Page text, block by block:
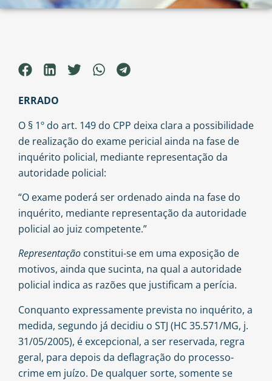
ERRADO
O § 1º do art. 149 do CPP deixa clara a possibilidade
de realização do exame pericial ainda na fase de
inquérito policial, mediante representação da
autoridade policial:
“O exame poderá ser ordenado ainda na fase do
inquérito, mediante representação da autoridade
policial ao juiz competente.”
Representação constitui-se em uma exposição de
motivos, ainda que sucinta, na qual a autoridade
policial indica as razões que justificam a perícia.
Conquanto expressamente prevista no inquérito, a
medida, segundo já decidiu o STJ (HC 35.571/MG, j.
31/05/2005), é excepcional, a ser reservada, regra
geral, para depois da deflagração do processo-
crime em juízo. De qualquer sorte, somente se